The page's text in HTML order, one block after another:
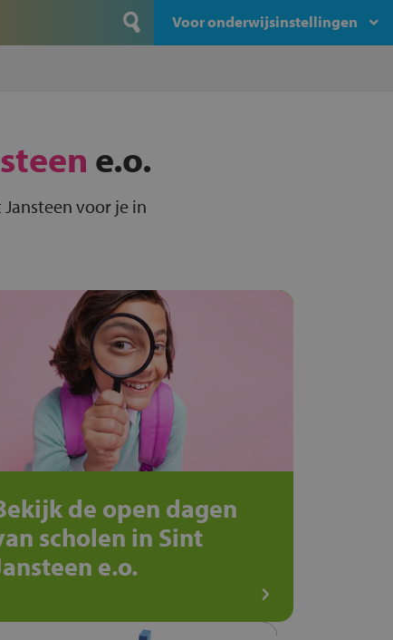
Voor onderwijsinstellingen
e.o.
voor je in
de open dagen
scholen in Sint
e.o.